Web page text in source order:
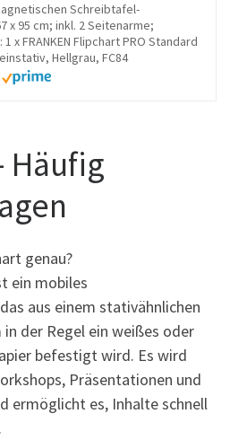
Schreibtafel-
x 95 cm; inkl. 2 Seitenarme;
x FRANKEN Flipchart PRO Standard
Hellgrau, FC84
Häufig
genau?
ein mobiles
aus einem stativähnlichen
der Regel ein weißes oder
befestigt wird. Es wird
Präsentationen und
ermöglicht es, Inhalte schnell